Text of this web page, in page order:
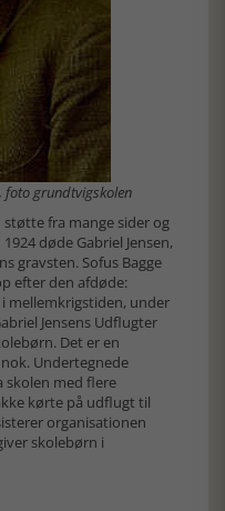
foto grundtvigskolen
fra mange sider og
døde Gabriel Jensen,
gravsten. Sofus Bagge
efter den afdøde:
i mellemkrigstiden, under
Jensens Udflugter
Det er en
Undertegnede
skolen med flere
kørte på udflugt til
organisationen
skolebørn i